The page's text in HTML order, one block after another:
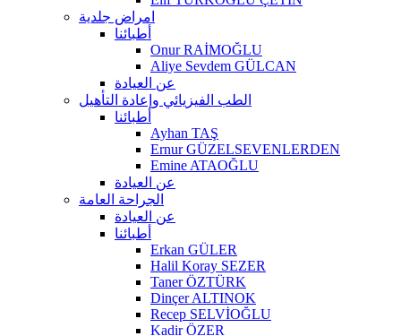
امراض جلدية
أطبائنا
Onur RAİMOĞLU
Aliye Sevdem GÜLCAN
عن العيادة
الطب الفيزيائي وإعادة التأهيل
أطبائنا
Ayhan TAŞ
Ernur GÜZELSEVENLERDEN
Emine ATAOĞLU
عن العيادة
الجراحة العامة
عن العيادة
أطبائنا
Erkan GÜLER
Halil Koray SEZER
Taner ÖZTÜRK
Dinçer ALTINOK
Recep SELVİOĞLU
Kadir ÖZER